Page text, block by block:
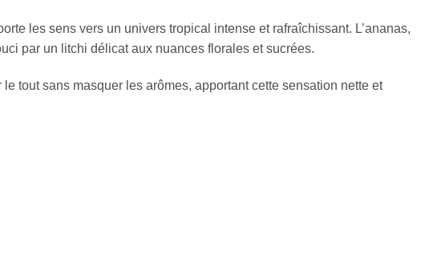
les sens vers un univers tropical intense et rafraîchissant. L’ananas,
par un litchi délicat aux nuances florales et sucrées.
tout sans masquer les arômes, apportant cette sensation nette et